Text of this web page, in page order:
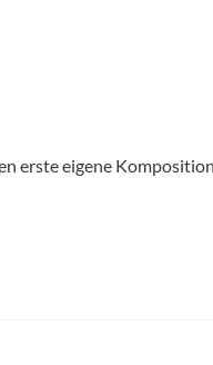
erste eigene